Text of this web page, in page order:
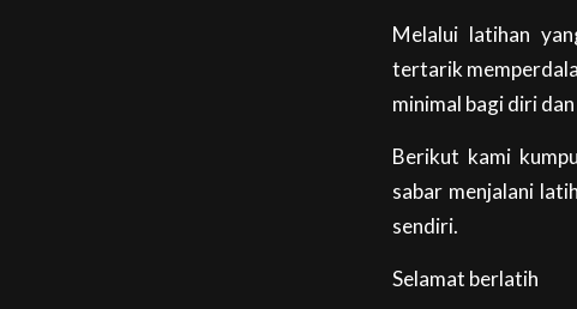
Melalui latihan
tertarik
minimal bagi diri
Berikut kami
sabar menjalani
sendiri.
Selamat berlatih